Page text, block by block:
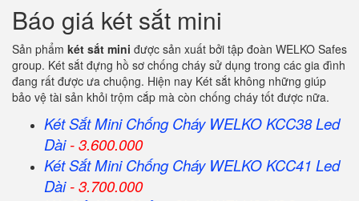
Báo giá két sắt mini
Sản phẩm két sắt mini được sản xuất bởi tập đoàn WELKO Safes
group. Két sắt đựng hồ sơ chống cháy sử dụng trong các gia đình
đang rất được ưa chuộng. Hiện nay Két sắt không những giúp
bảo vệ tài sản khỏi trộm cắp mà còn chống cháy tốt được nữa.
Két Sắt Mini Chống Cháy WELKO KCC38 Led
Dài- 3.600.000
Két Sắt Mini Chống Cháy WELKO KCC41 Led
Dài- 3.700.000